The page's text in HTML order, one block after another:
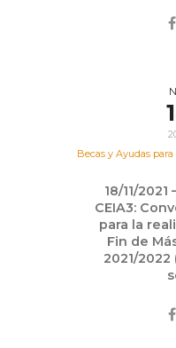
Becas y Ayudas
18/11/2021
CEIA3:
para la
Fin de
2021/